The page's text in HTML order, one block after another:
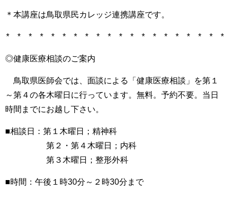
＊本講座は鳥取県民カレッジ連携講座です。
* * * * * * * * * * * * * * * * * * * *
◎健康医療相談のご案内
鳥取県医師会では、面談による「健康医療相談」を第１
～第４の各木曜日に行っています。無料。予約不要。当日
時間までにお越し下さい。
■相談日：第１木曜日；精神科
第２・第４木曜日；内科
第３木曜日；整形外科
■時間：午後１時30分～２時30分まで